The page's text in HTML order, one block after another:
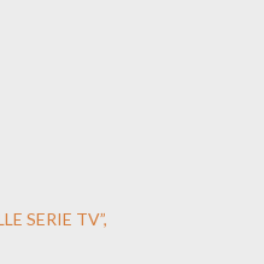
SERIE TV”